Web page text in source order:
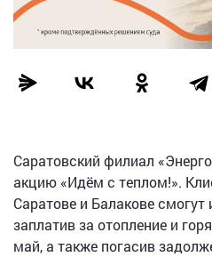
Саратовский филиал
акцию «Идём с теплом!».
Саратове и Балакове смогут
заплатив за отопление и
май, а также погасив